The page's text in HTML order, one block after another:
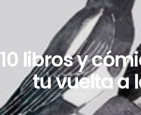
10 libros y
tu vuelta a